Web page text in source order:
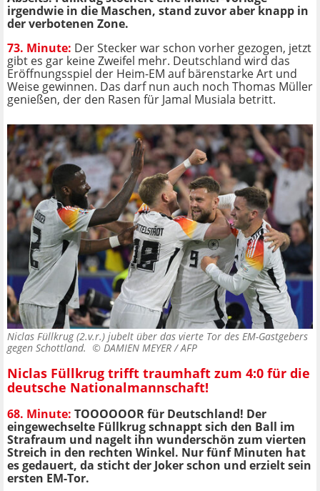
irgendwie in die Maschen, stand zuvor aber knapp in
der verbotenen Zone.
73. Minute: Der Stecker war schon vorher gezogen, jetzt
gibt es gar keine Zweifel mehr. Deutschland wird das
Eröffnungsspiel der Heim-EM auf bärenstarke Art und
Weise gewinnen. Das darf nun auch noch Thomas Müller
genießen, der den Rasen für Jamal Musiala betritt.
Niclas Füllkrug (2.v.r.) jubelt über das vierte Tor des EM-Gastgebers
gegen Schottland. © DAMIEN MEYER / AFP
Niclas Füllkrug trifft traumhaft zum 4:0 für die
deutsche Nationalmannschaft!
68. Minute: TOOOOOOR für Deutschland! Der
eingewechselte Füllkrug schnappt sich den Ball im
Strafraum und nagelt ihn wunderschön zum vierten
Streich in den rechten Winkel. Nur fünf Minuten hat
es gedauert, da sticht der Joker schon und erzielt sein
ersten EM-Tor.